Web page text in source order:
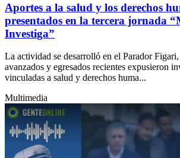
Aportes a la salud y los derechos
presentados en la tercera jornada
Investiga”
La actividad se desarrolló en el Parador
avanzados y egresados recientes expusieron
vinculadas a salud y derechos huma...
Multimedia